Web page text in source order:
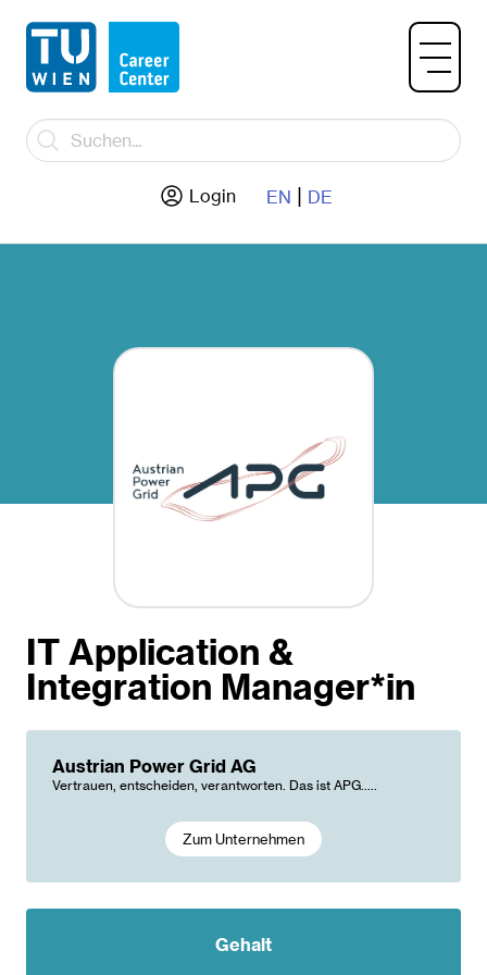
Login EN | DE
IT Application &
Integration Manager*in
Austrian Power Grid AG
Vertrauen, entscheiden, verantworten. Das ist APG.....
Zum Unternehmen
Gehalt
Gehalt